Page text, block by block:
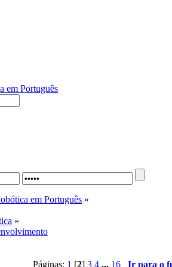
em Português
em Português »
»
Páginas: 1 [2] 3 4 ... 16
Ir para o